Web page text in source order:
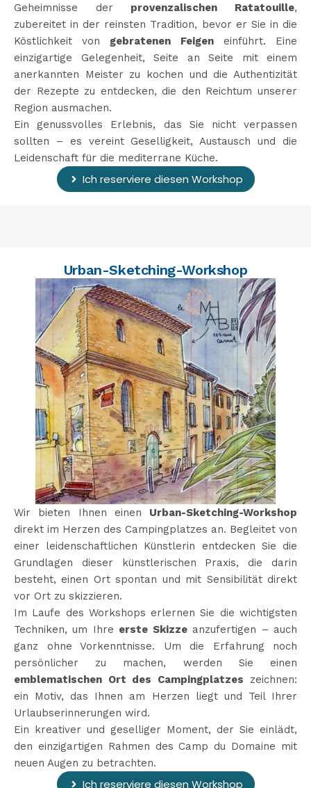
Geheimnisse der provenzalischen Ratatouille,
zubereitet in der reinsten Tradition, bevor er Sie in die
Köstlichkeit von gebratenen Feigeneinführt. Eine
einzigartige Gelegenheit, Seite an Seite mit einem
anerkannten Meister zu kochen und die Authentizität
der Rezepte zu entdecken, die den Reichtum unserer
Region ausmachen.
Ein genussvolles Erlebnis, das Sie nicht verpassen
sollten – es vereint Geselligkeit, Austausch und die
Leidenschaft für die mediterrane Küche.
Ich reserviere diesen Workshop
Urban-Sketching-Workshop
Wir bieten Ihnen einen Urban-Sketching-Workshop
direkt im Herzen des Campingplatzes an. Begleitet von
einer leidenschaftlichen Künstlerin entdecken Sie die
Grundlagen dieser künstlerischen Praxis, die darin
besteht, einen Ort spontan und mit Sensibilität direkt
vor Ort zu skizzieren.
Im Laufe des Workshops erlernen Sie die wichtigsten
Techniken, um Ihre erste Skizzeanzufertigen – auch
ganz ohne Vorkenntnisse. Um die Erfahrung noch
persönlicher zu machen, werden Sie einen
emblematischen Ort des Campingplatzes zeichnen:
ein Motiv, das Ihnen am Herzen liegt und Teil Ihrer
Urlaubserinnerungen wird.
Ein kreativer und geselliger Moment, der Sie einlädt,
den einzigartigen Rahmen des Camp du Domaine mit
neuen Augen zu betrachten.
Ich reserviere diesen Workshop